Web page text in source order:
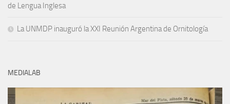
de Lengua Inglesa
La UNMDP inauguró la XXI Reunión Argentina de Ornitología
MEDIALAB